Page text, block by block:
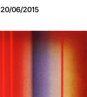
20/06/2015